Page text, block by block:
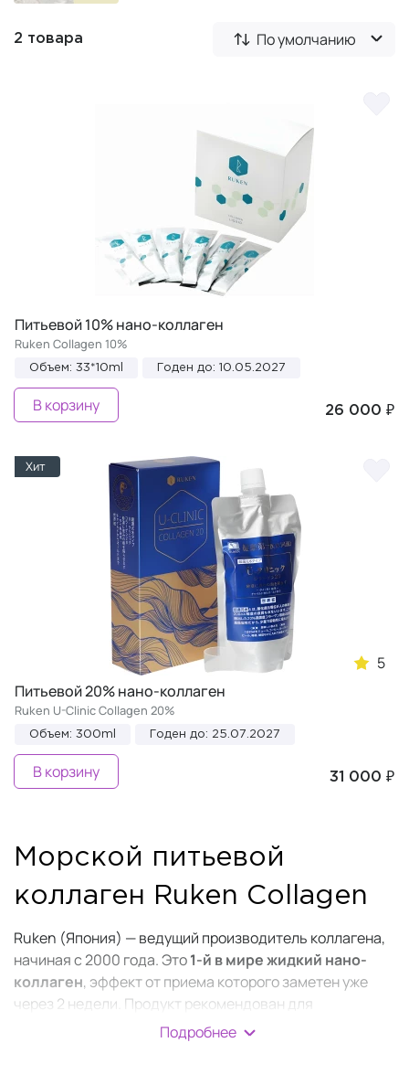
2 товара По умолчанию
Питьевой 10% нано-коллаген
Ruken Collagen 10%
Объем: 33*10ml Годен до: 10.05.2027
26 000 ₽
В корзину
Хит
5
Питьевой 20% нано-коллаген
Ruken U-Clinic Collagen 20%
Объем: 300ml Годен до: 25.07.2027
31 000 ₽
В корзину
Морской питьевой
коллаген Ruken Collagen
Ruken (Япония) — ведущий производитель коллагена,
начиная с 2000 года. Это1-й в мире жидкий нано-
коллаген, эффект от приема которого заметен уже
через 2 недели. Продукт рекомендован для
регулярного употребления, начиная с возраста 25 лет.
Подробнее